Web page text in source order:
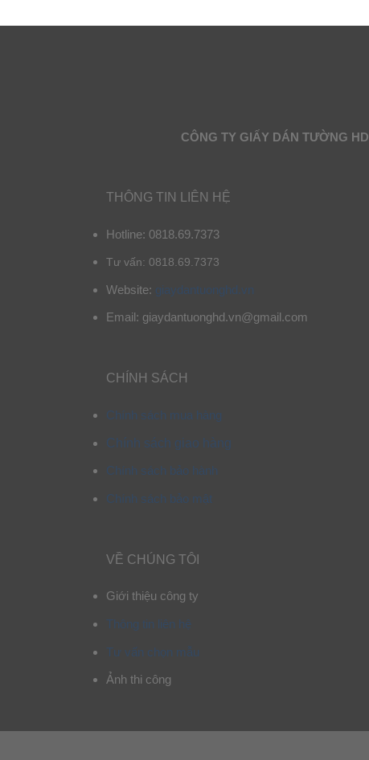
CÔNG TY GIẤY DÁN TƯỜNG HD
THÔNG TIN LIÊN HỆ
Hotline: 0818.69.7373
Tư vấn: 0818.69.7373
Website: giaydantuonghd.vn
Email: giaydantuonghd.vn@gmail.com
CHÍNH SÁCH
Chính sách mua hàng
Chính sách giao hàng
Chính sách bảo hành
Chính sách bảo mật
VỀ CHÚNG TÔI
Giới thiệu công ty
Thông tin liên hệ
Tư vấn chọn mẫu
Ảnh thi công